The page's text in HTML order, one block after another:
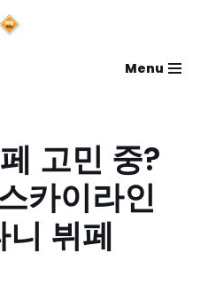
Menu
고민 중?
카이라인
뷔페